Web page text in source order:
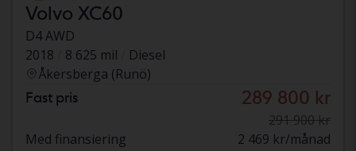
Volvo XC60
D4 AWD
2018
8 625 mil
Diesel
Åkersberga (Runö)
Fast pris 289 800 kr
291 900 kr
Med finansiering
2 469 kr/månad